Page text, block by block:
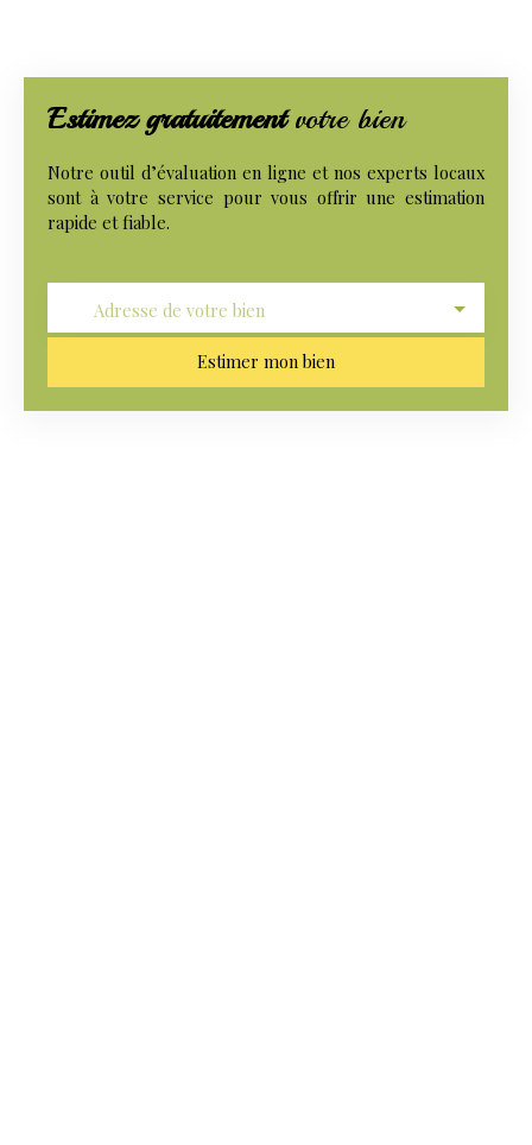
Estimez gratuitementvotre bien
Notre outil d’évaluation en ligne et nos experts locaux
sont à votre service pour vous offrir une estimation
rapide et fiable.
Adresse de votre bien
Estimer mon bien